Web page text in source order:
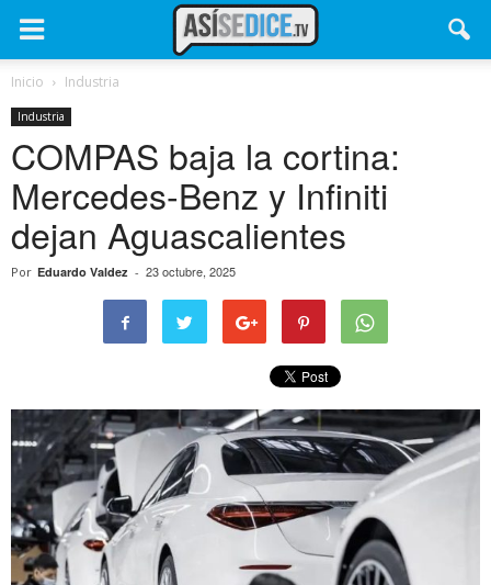
Inicio Industria
Industria
COMPAS baja la cortina:
Mercedes-Benz y Infiniti
dejan Aguascalientes
Por Eduardo Valdez - 23 octubre, 2025